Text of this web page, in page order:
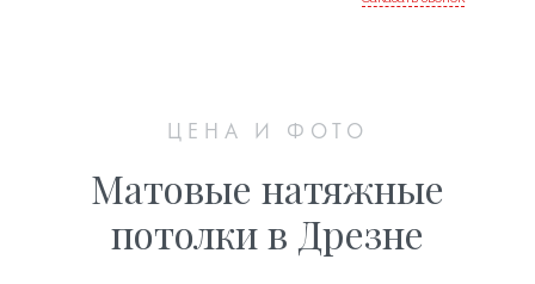
ЦЕНА И ФОТО
Матовые натяжные
потолки в Дрезне